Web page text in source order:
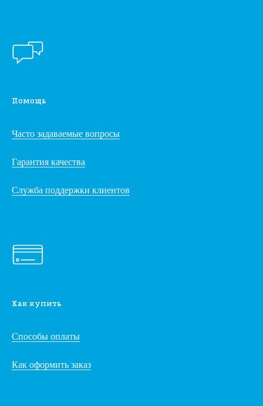
Помощь
Часто задаваемые вопросы
Гарантия качества
Служба поддержки клиентов
Как купить
Способы оплаты
Как оформить заказ